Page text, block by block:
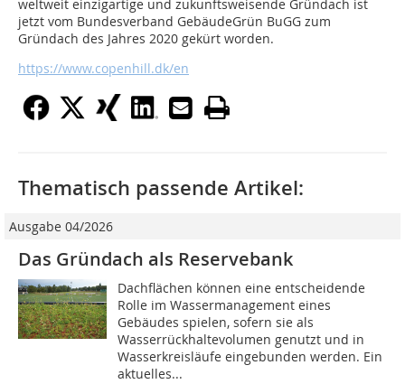
weltweit einzigartige und zukunftsweisende Gründach ist
jetzt vom Bundesverband GebäudeGrün BuGG zum
Gründach des Jahres 2020 gekürt worden.
https://www.copenhill.dk/en
Thematisch passende Artikel:
Ausgabe 04/2026
Das Gründach als Reservebank
Dachflächen können eine entscheidende
Rolle im Wassermanagement eines
Gebäudes spielen, sofern sie als
Wasserrückhaltevolumen genutzt und in
Wasserkreisläufe eingebunden werden. Ein
aktuelles...